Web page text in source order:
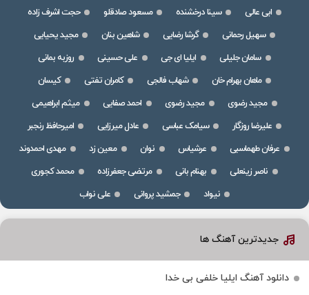
ابی عالی
سینا درخشنده مسعود صادقلو
حجت اشرف زاده
سهیل رحمانی
گرشا رضایی شاهین بنان
مجید یحیایی
سامان جلیلی
ایلیا ای جی علی حسینی
روزبه بمانی
ماهان بهرام خان
شهاب فالجی کامران تفتی
کیسان
مجید رضوی
مجید رضوی احمد صفایی
میثم ابراهیمی
علیرضا روزگار
سیامک عباسی عادل میرزایی
امیرحافظ رنجبر
عرفان طهماسبی
عرشیاس نوان معین زد
مهدی احمدوند
ناصر زینعلی
بهنام بانی مرتضی جعفرزاده
محمد کجوری
نیواد
جمشید پروانی علی نواب
جدیدترین آهنگ ها
دانلود آهنگ ایلیا خلفی بی خدا